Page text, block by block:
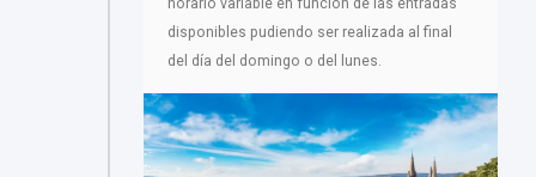
disponibles pudiendo ser realizada al final
del día del domingo o del lunes.